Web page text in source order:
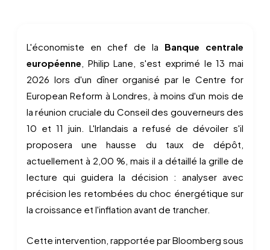
L'économiste en chef de la Banque centrale
européenne, Philip Lane, s'est exprimé le 13 mai
2026 lors d'un dîner organisé par le Centre for
European Reform à Londres, à moins d'un mois de
la réunion cruciale du Conseil des gouverneurs des
10 et 11 juin. L'Irlandais a refusé de dévoiler s'il
proposera une hausse du taux de dépôt,
actuellement à 2,00 %, mais il a détaillé la grille de
lecture qui guidera la décision : analyser avec
précision les retombées du choc énergétique sur
la croissance et l'inflation avant de trancher.
Cette intervention, rapportée par Bloomberg sous